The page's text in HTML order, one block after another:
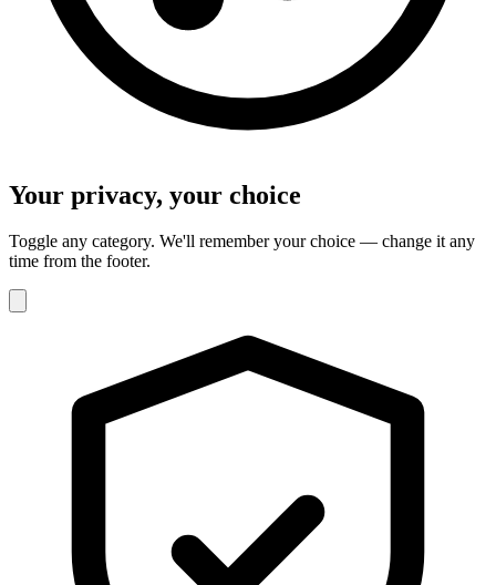
Your privacy, your choice
Toggle any category. We'll remember your choice — change it any
time from the footer.